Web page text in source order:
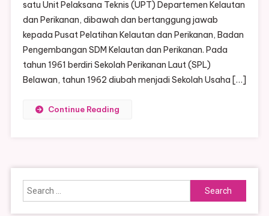
satu Unit Pelaksana Teknis (UPT) Departemen Kelautan
dan Perikanan, dibawah dan bertanggung jawab
kepada Pusat Pelatihan Kelautan dan Perikanan, Badan
Pengembangan SDM Kelautan dan Perikanan. Pada
tahun 1961 berdiri Sekolah Perikanan Laut (SPL)
Belawan, tahun 1962 diubah menjadi Sekolah Usaha […]
Continue Reading
Search
for: